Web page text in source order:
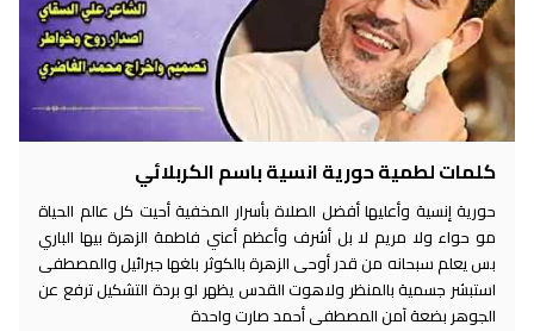
كلمات لطمية حورية انسية باسم الكربلائي
حورية إنسية وأعليها أفضل الصلاة بأسرار المخفية أحيت كل عالم الحياة
مو حواء ولا مريم لا بل أشرف وأعظم أعني فاطمة الزهرة بيها الباري
بس يعلم سبحانه من قدر أوحى الزهرة بالكوثر بلغها جبرائيل والمصطفى
استبشر جسمية بالمنظر ولاهوت القدس يظهر لو بردة التشكيل ترفع عن
الجوهر بضعة آمن المصطفى أحمد صارت واحدة